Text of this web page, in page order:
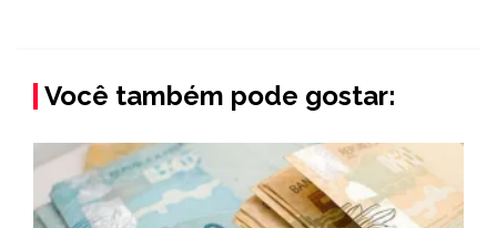
Você também pode gostar: